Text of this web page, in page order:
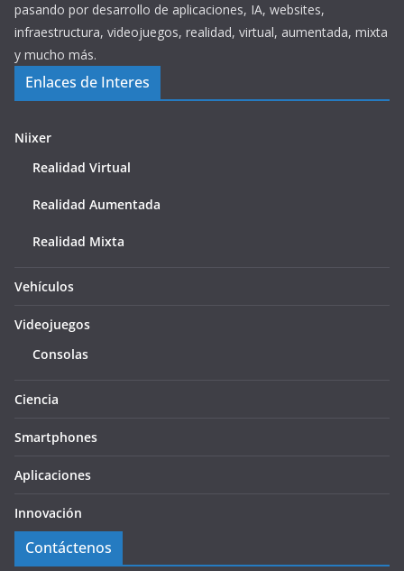
pasando por desarrollo de aplicaciones, IA, websites,
infraestructura, videojuegos, realidad, virtual, aumentada, mixta
y mucho más.
Enlaces de Interes
Niixer
Realidad Virtual
Realidad Aumentada
Realidad Mixta
Vehículos
Videojuegos
Consolas
Ciencia
Smartphones
Aplicaciones
Innovación
Contáctenos